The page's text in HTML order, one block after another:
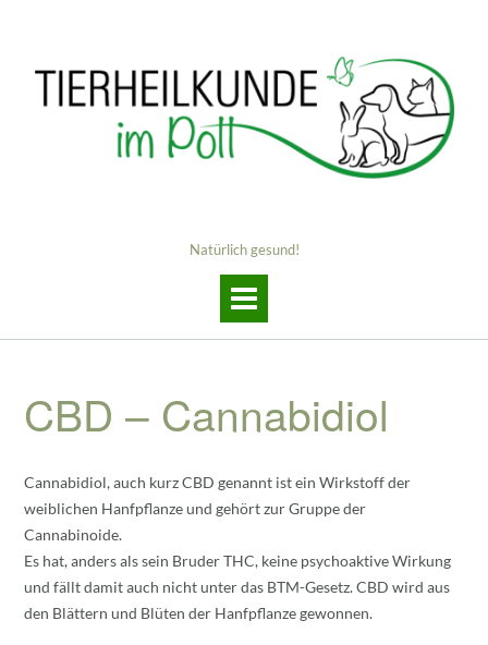
Natürlich gesund!
CBD – Cannabidiol
Cannabidiol, auch kurz CBD genannt ist ein Wirkstoff der
weiblichen Hanfpflanze und gehört zur Gruppe der
Cannabinoide.
Es hat, anders als sein Bruder THC, keine psychoaktive Wirkung
und fällt damit auch nicht unter das BTM-Gesetz. CBD wird aus
den Blättern und Blüten der Hanfpflanze gewonnen.